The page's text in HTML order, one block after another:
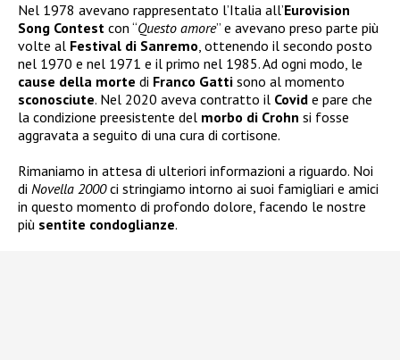
Nel 1978 avevano rappresentato l’Italia all’Eurovision
Song Contest con “Questo amore” e avevano preso parte più
volte al Festival di Sanremo, ottenendo il secondo posto
nel 1970 e nel 1971 e il primo nel 1985. Ad ogni modo, le
cause della morte di Franco Gatti sono al momento
sconosciute. Nel 2020 aveva contratto il Covid e pare che
la condizione preesistente del morbo di Crohn si fosse
aggravata a seguito di una cura di cortisone.
Rimaniamo in attesa di ulteriori informazioni a riguardo. Noi
di Novella 2000ci stringiamo intorno ai suoi famigliari e amici
in questo momento di profondo dolore, facendo le nostre
più sentite condoglianze.